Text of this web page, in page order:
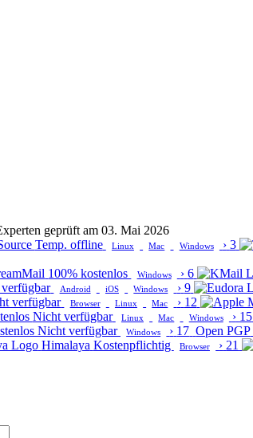
geprüft am 03. Mai 2026
Temp. offline Linux Mac Windows › 3
100% kostenlos Windows › 6
Android iOS Windows › 9
verfügbar Browser Linux Mac › 12
Nicht verfügbar Linux Mac Windows › 15
Nicht verfügbar Windows › 17 Open PGP
Himalaya Kostenpflichtig Browser › 21